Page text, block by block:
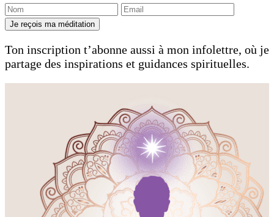
Je reçois ma méditation
Ton inscription t’abonne aussi à mon infolettre, où je
partage des inspirations et guidances spirituelles.